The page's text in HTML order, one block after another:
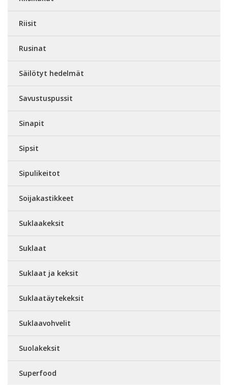
Riisit
Rusinat
Säilötyt hedelmät
Savustuspussit
Sinapit
Sipsit
Sipulikeitot
Soijakastikkeet
Suklaakeksit
Suklaat
Suklaat ja keksit
Suklaatäytekeksit
Suklaavohvelit
Suolakeksit
Superfood